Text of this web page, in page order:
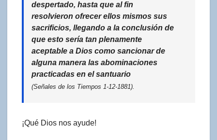
despertado, hasta que al fin
resolvieron ofrecer ellos mismos sus
sacrificios, llegando a la conclusión de
que esto sería tan plenamente
aceptable a Dios como sancionar de
alguna manera las abominaciones
practicadas en el santuario
(Señales de los Tiempos 1-12-1881).
¡Qué Dios nos ayude!